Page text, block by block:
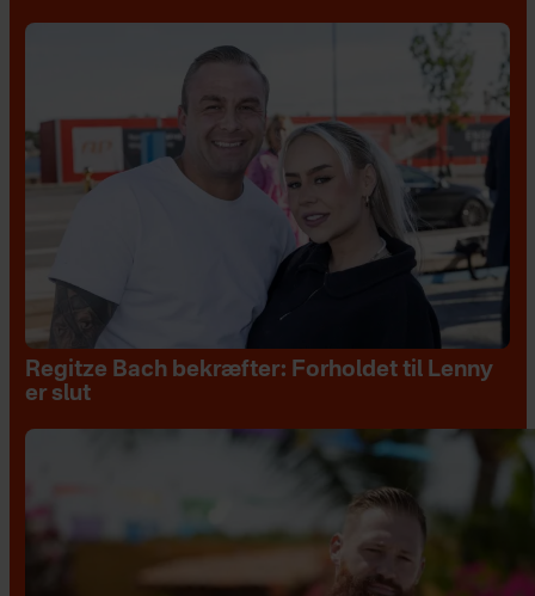
Regitze Bach bekræfter: Forholdet til Lenny
er slut